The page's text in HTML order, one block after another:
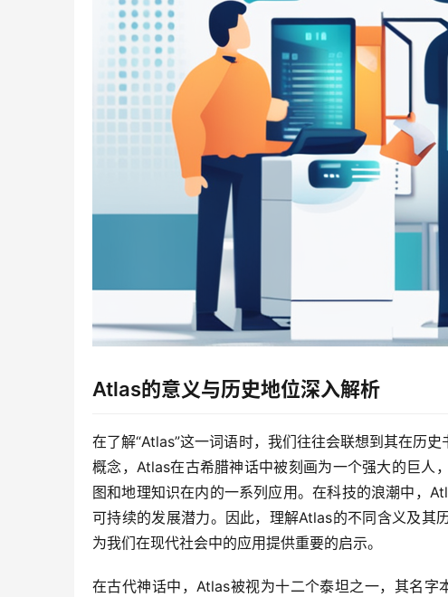
Atlas的意义与历史地位深入解析
在了解“Atlas”这一词语时，我们往往会联想到其在历
概念，Atlas在古希腊神话中被刻画为一个强大的巨人
图和地理知识在内的一系列应用。在科技的浪潮中，
可持续的发展潜力。因此，理解Atlas的不同含义及其
为我们在现代社会中的应用提供重要的启示。
在古代神话中，Atlas被视为十二个泰坦之一，其名字